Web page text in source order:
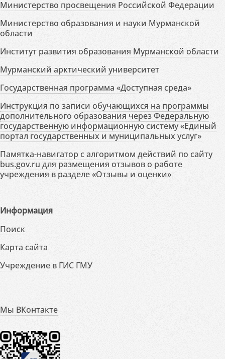
Министерство просвещения Российской Федерации
Министерство образования и науки Мурманской
области
Институт развития образования Мурманской области
Мурманский арктический университет
Государственная программа «Доступная среда»
Инструкция по записи обучающихся на программы
дополнительного образования через Федеральную
государственную информационную систему «Единый
портал государственных и муниципальных услуг»
Памятка-навигатор с алгоритмом действий по сайту
bus.gov.ru для размещения отзывов о работе
учреждения в разделе «Отзывы и оценки»
Информация
Поиск
Карта сайта
Учреждение в ГИС ГМУ
Мы ВКонтакте